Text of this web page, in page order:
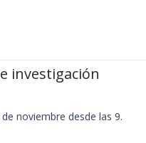
investigación
noviembre desde las 9.